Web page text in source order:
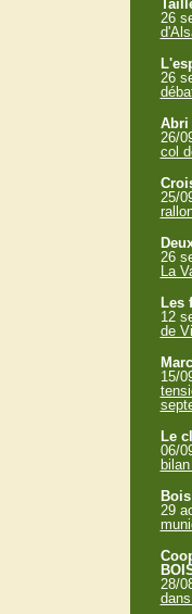
26
26
Abri
26/
col
25/
26
La
Les
12
de
15/
Le
06/
29
28/